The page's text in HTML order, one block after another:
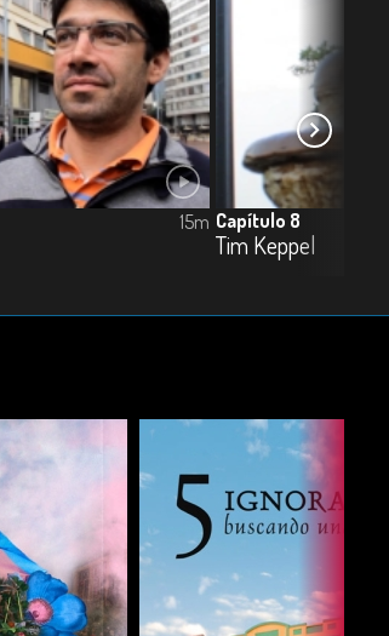
15m Capítulo 8
Tim Keppel